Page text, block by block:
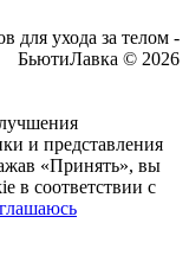
для ухода за телом -
БьютиЛавка © 2026
и представления
«Принять», вы
в соответствии с